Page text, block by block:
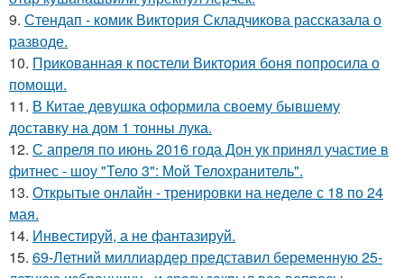
9. Стендап - комик Виктория Складчикова рассказала о
разводе.
10. Прикованная к постели Виктория боня попросила о
помощи.
11. В Китае девушка оформила своему бывшему
доставку на дом 1 тонны лука.
12. С апреля по июнь 2016 года Дон ук принял участие в
фитнес - шоу "Тело 3": Мой Телохранитель".
13. Открытые онлайн - тренировки на неделе с 18 по 24
мая.
14. Инвестируй, а не фантазируй.
15. 69-Летний миллиардер представил беременную 25-